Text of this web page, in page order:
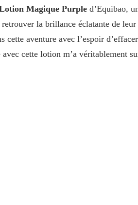
Magique Purple d’Equibao,
la brillance éclatante de
cette aventure avec l’espoir
cette lotion m’a véritablement